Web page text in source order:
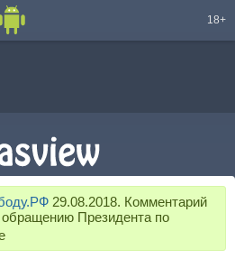
18+
29.08.2018. Комментарий
Президента по